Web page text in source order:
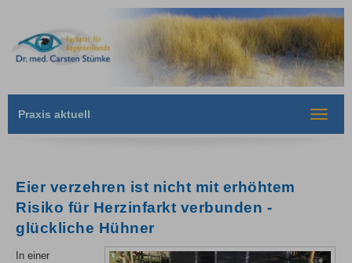
Praxis aktuell
Toggle
Eier verzehren ist nicht mit erhöhtem
Risiko für Herzinfarkt verbunden -
glückliche Hühner
In einer